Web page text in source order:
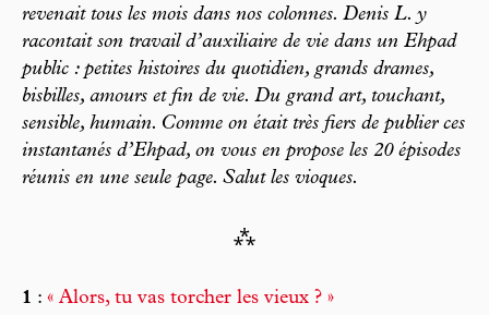
revenait tous les mois dans nos colonnes. Denis L. y
racontait son travail d’auxiliaire de vie dans un Ehpad
public : petites histoires du quotidien, grands drames,
bisbilles, amours et fin de vie. Du grand art, touchant,
sensible, humain. Comme on était très fiers de publier ces
instantanés d’Ehpad, on vous en propose les 20 épisodes
réunis en une seule page. Salut les vioques.
⁂
1 : « Alors, tu vas torcher les vieux ? »